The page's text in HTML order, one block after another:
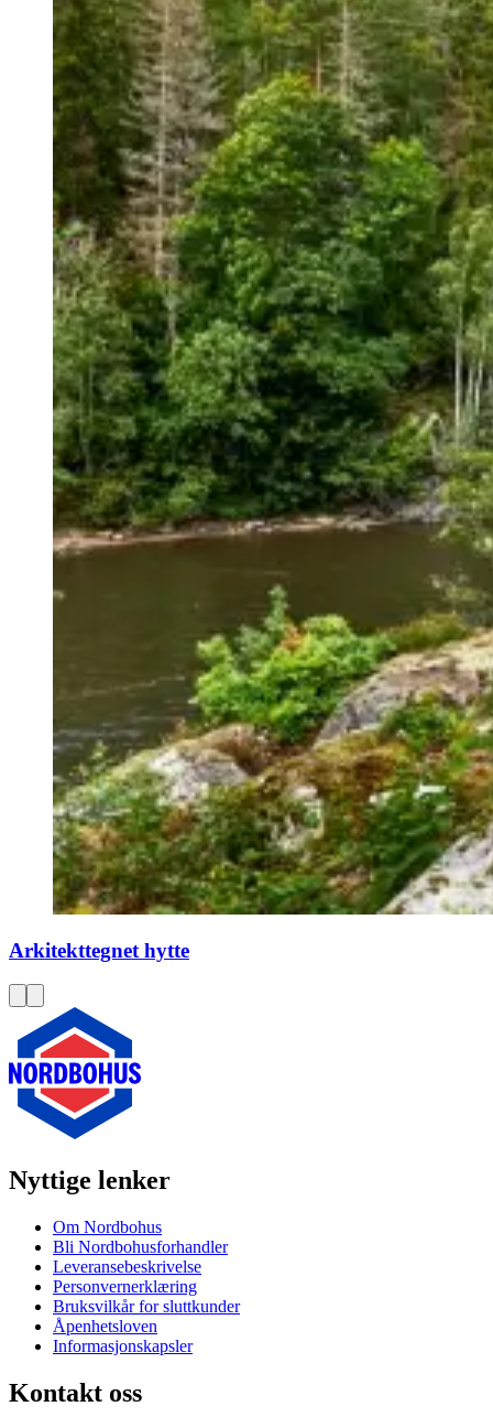
Arkitekttegnet hytte
Nyttige lenker
Om Nordbohus
Bli Nordbohusforhandler
Leveransebeskrivelse
Personvernerklæring
Bruksvilkår for sluttkunder
Åpenhetsloven
Informasjonskapsler
Kontakt oss